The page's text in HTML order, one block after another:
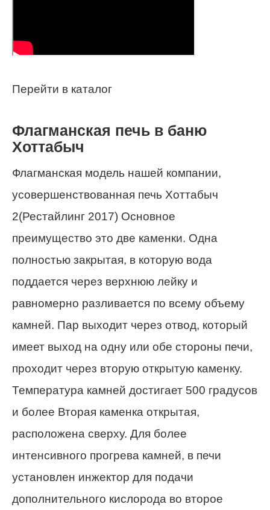
Перейти в каталог
Флагманская печь в баню
Хоттабыч
Флагманская модель нашей компании,
усовершенствованная печь Хоттабыч
2(Рестайлинг 2017) Основное
преимущество это две каменки. Одна
полностью закрытая, в которую вода
поддается через верхнюю лейку и
равномерно разливается по всему объему
камней. Пар выходит через отвод, который
имеет выход на одну или обе стороны печи,
проходит через вторую открытую каменку.
Температура камней достигает 500 градусов
и более Вторая каменка открытая,
расположена сверху. Для более
интенсивного прогрева камней, в печи
установлен инжектор для подачи
дополнительного кислорода во второе